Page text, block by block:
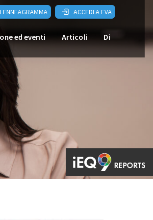
ENNEAGRAMMA ACCEDI A EVA
ed eventi Articoli Di